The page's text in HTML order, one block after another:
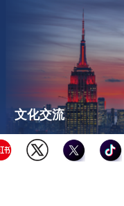
文化交流